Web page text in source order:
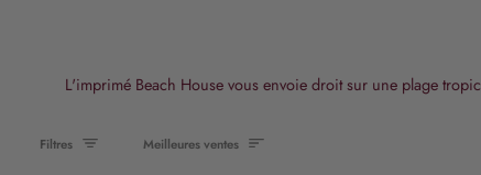
L'imprimé Beach House vous envoie droit sur une plage
Filtres Trier
Meilleures ventes